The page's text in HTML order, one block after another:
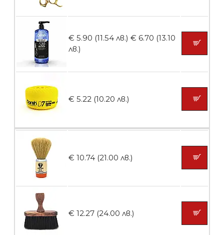
Пила тип ренде
БЕЗПЛАТНО
Пила тип ренде 2в1
БЕЗПЛАТНО
Пила тип ренде 2в1
€ 5.90 (11.54 лв.) € 6.70 (13.10
лв.)
€ 5.22 (10.20 лв.)
€ 10.74 (21.00 лв.)
€ 12.27 (24.00 лв.)